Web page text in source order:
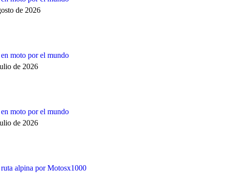
de 2026
moto por el mundo
de 2026
moto por el mundo
de 2026
alpina por Motosx1000